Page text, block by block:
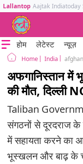
Lallantop Aajtak Indiatoday
होम लेटेस्ट न्यूज़
Home India
अफगानिस्तान
की मौत, दिल्ली
Taliban
संगठनों से दूरदराज के
में सहायता करने का
भूस्खलन और बाढ़ के